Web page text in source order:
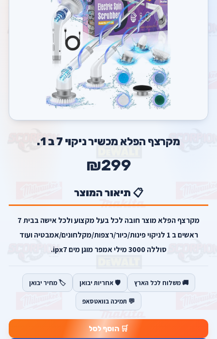
מקרצף הפלא מכשיר ניקוי 7 ב 1.
₪299
📋 תיאור המוצר
מקרצף הפלא מוצר חובה לכל בעל מקצוע ולכל אישה בבית 7
ראשים ב 1 לניקוי פינות/כיור/רצפות/מקלחונים/אמבטיה ועוד
סוללה 3000 מילי אמפר מוגן מים ipx7.
🚚 משלוח לכל הארץ 🛡️ אחריות יבואן 🏷️ מחיר יבואן
💬 תמיכה בוואטסאפ
🛒 הוסף לסל